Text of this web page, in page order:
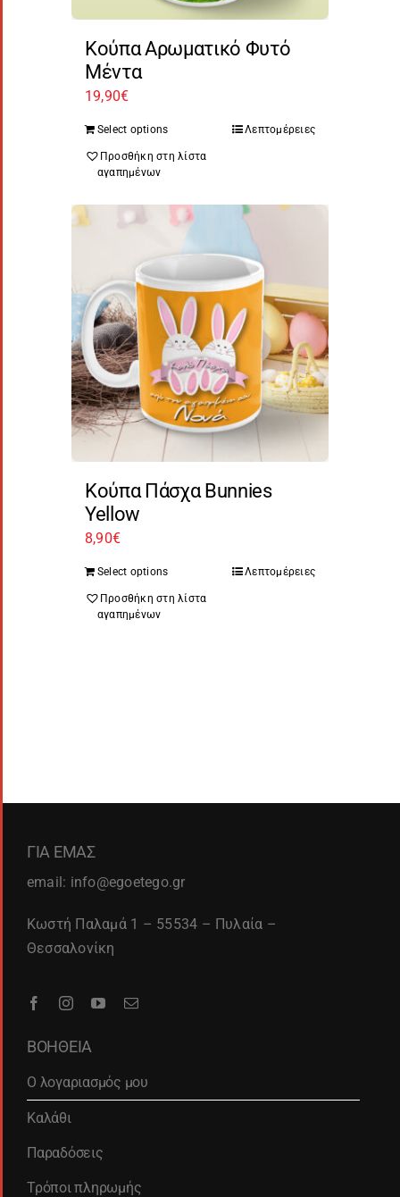
Κούπα Αρωματικό Φυτό
Μέντα
19,90€
Select options Λεπτομέρειες
Προσθήκη στη λίστα
αγαπημένων
Κούπα Πάσχα Bunnies
Yellow
8,90€
Select options Λεπτομέρειες
Προσθήκη στη λίστα
αγαπημένων
ΓΙΑ ΕΜΑΣ
email: info@egoetego.gr
Κωστή Παλαμά 1 – 55534 – Πυλαία –
Θεσσαλονίκη
ΒΟΗΘΕΙΑ
Ο λογαριασμός μου
Καλάθι
Παραδόσεις
Τρόποι πληρωμής